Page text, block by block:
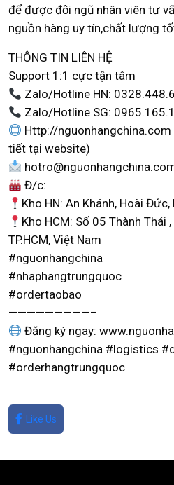
để được đội ngũ nhân viên tư
nguồn hàng uy tín,chất lượng
THÔNG TIN LIÊN HỆ
Support 1:1 cực tận tâm
Zalo/Hotline HN:
Zalo/Hotline SG:
Http://
tiết tại website)
Đ/c:
Kho HN: An Khánh, Hoài
Kho HCM: Số 05 Thành Thái
TP.HCM, Việt Nam
#nguonhangchina
#nhaphangtrungquoc
#ordertaobao
—————————–
Đăng ký ngay:
#nguonhangchina #logistics
#orderhangtrungquoc
Like Us